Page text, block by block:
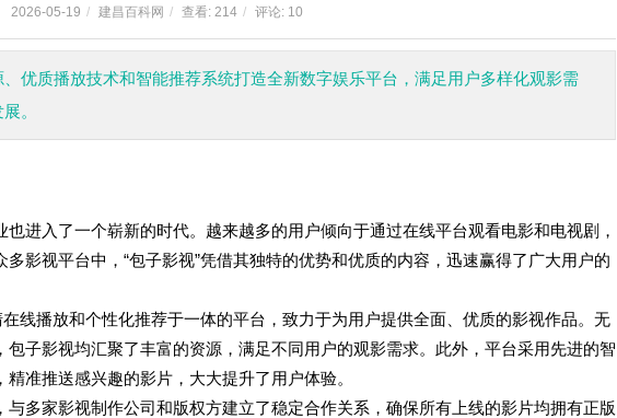
2026-05-19 / 建昌百科网 / 查看: 214 / 评论: 10
优质播放技术和智能推荐系统打造全新数字娱乐平台，满足用户多样化观影需
。
进入了一个崭新的时代。越来越多的用户倾向于通过在线平台观看电影和电视剧，
影视平台中，“包子影视”凭借其独特的优势和优质的内容，迅速赢得了广大用户的
线播放和个性化推荐于一体的平台，致力于为用户提供全面、优质的影视作品。无
子影视均汇聚了丰富的资源，满足不同用户的观影需求。此外，平台采用先进的智
准推送感兴趣的影片，大大提升了用户体验。
多家影视制作公司和版权方建立了稳定合作关系，确保所有上线的影片均拥有正版